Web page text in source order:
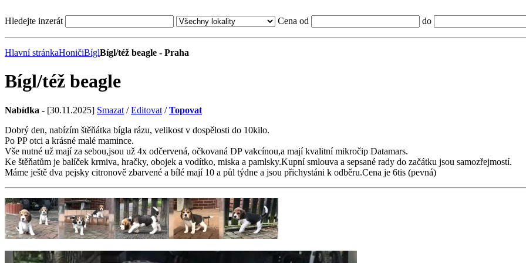
Hledejte inzerát Cena od do
Hlavní stránkaHoničiBíglBígl/též beagle - Praha
Bígl/též beagle
Nabídka - [30.11.2025] Smazat /Editovat /Topovat
Dobrý den, nabízím štěňátka bígla rázu, velikost v dospělosti do 10kilo.
Po PP otci a krásné malé mamince.
Vše nutné už mají za sebou,jsou už 4x odčervená, očkovaná DP vakcínou,a mají kvalitní mikročip Datamars.
Ke štěňatům je balíček krmiva, hračky, obojek a vodítko, miska a pamlsky.Kupní smlouva a sepsané rady do začátku jsou samozřejmostí.
Máme ještě dva pejsky citronově zbarvené a bílé mají 10 a půl týdne a jsou přichystáni k odběru.Cena je 6tis (pevná)